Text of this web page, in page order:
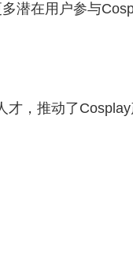
潜在用户参与
，推动了